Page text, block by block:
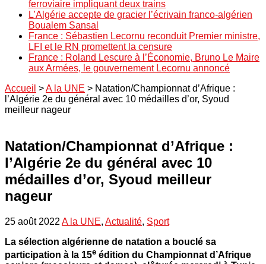
ferroviaire impliquant deux trains
L’Algérie accepte de gracier l’écrivain franco-algérien
Boualem Sansal
France : Sébastien Lecornu reconduit Premier ministre,
LFI et le RN promettent la censure
France : Roland Lescure à l’Économie, Bruno Le Maire
aux Armées, le gouvernement Lecornu annoncé
Accueil >A la UNE > Natation/Championnat d’Afrique :
l’Algérie 2e du général avec 10 médailles d’or, Syoud
meilleur nageur
Natation/Championnat d’Afrique :
l’Algérie 2e du général avec 10
médailles d’or, Syoud meilleur
nageur
25 août 2022 A la UNE, Actualité, Sport
La sélection algérienne de natation a bouclé sa
participation à la 15e édition du Championnat d’Afrique